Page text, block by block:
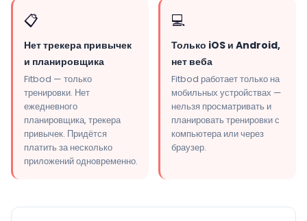
📋
Нет трекера привычек
и планировщика
Fitbod — только
тренировки. Нет
ежедневного
планировщика, трекера
привычек. Придётся
платить за несколько
приложений одновременно.
💻
Только iOS и Android,
нет веба
Fitbod работает только на
мобильных устройствах —
нельзя просматривать и
планировать тренировки с
компьютера или через
браузер.